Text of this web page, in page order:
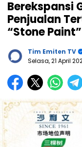
Berekspansi
Penjualan
“Stone Paint”
Tim Emiten TV
Selasa, 21 April